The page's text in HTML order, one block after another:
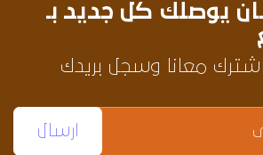
يوصلك كل جديد بـ
معانا وسجل بريدك